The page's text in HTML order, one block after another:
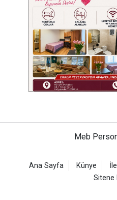
Meb
Ana Sayfa Künye
Sitene